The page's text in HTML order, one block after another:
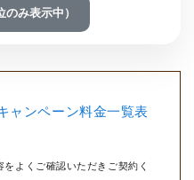
み表示中）
ャンペーン料金一覧表
をよくご確認いただきご契約く